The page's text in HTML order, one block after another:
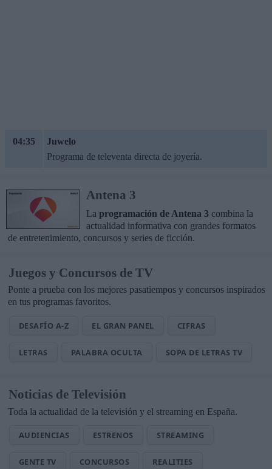
04:35
Juwelo
Programa de televenta directa de joyería.
Antena 3
La programación de Antena 3 combina la
actualidad informativa con grandes formatos
de entretenimiento, concursos y series de ficción.
Juegos y Concursos de TV
Ponte a prueba con los mejores pasatiempos y concursos inspirados
en tus programas favoritos.
DESAFÍO A-Z EL GRAN PANEL CIFRAS
LETRAS PALABRA OCULTA SOPA DE LETRAS TV
Noticias de Televisión
Toda la actualidad de la televisión y el streaming en España.
AUDIENCIAS ESTRENOS STREAMING
GENTE TV CONCURSOS REALITIES